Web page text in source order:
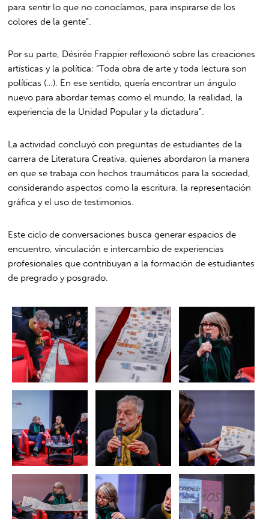
para sentir lo que no conocíamos, para inspirarse de los
colores de la gente”.
Por su parte, Désirée Frappier reflexionó sobre las creaciones
artísticas y la política: “Toda obra de arte y toda lectura son
políticas (…). En ese sentido, quería encontrar un ángulo
nuevo para abordar temas como el mundo, la realidad, la
experiencia de la Unidad Popular y la dictadura”.
La actividad concluyó con preguntas de estudiantes de la
carrera de Literatura Creativa, quienes abordaron la manera
en que se trabaja con hechos traumáticos para la sociedad,
considerando aspectos como la escritura, la representación
gráfica y el uso de testimonios.
Este ciclo de conversaciones busca generar espacios de
encuentro, vinculación e intercambio de experiencias
profesionales que contribuyan a la formación de estudiantes
de pregrado y posgrado.